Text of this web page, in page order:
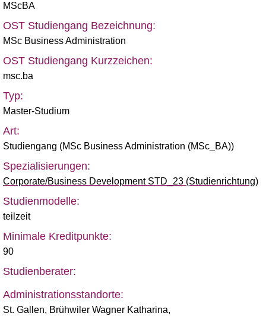
MScBA
OST Studiengang Bezeichnung:
MSc Business Administration
OST Studiengang Kurzzeichen:
msc.ba
Typ:
Master-Studium
Art:
Studiengang (MSc Business Administration (MSc_BA))
Spezialisierungen:
Corporate/Business Development STD_23 (Studienrichtung)
Studienmodelle:
teilzeit
Minimale Kreditpunkte:
90
Studienberater:
Administrationsstandorte:
St. Gallen, Brühwiler Wagner Katharina,